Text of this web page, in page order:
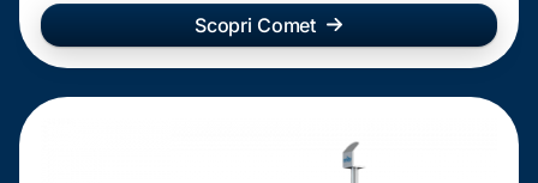
Scopri Comet